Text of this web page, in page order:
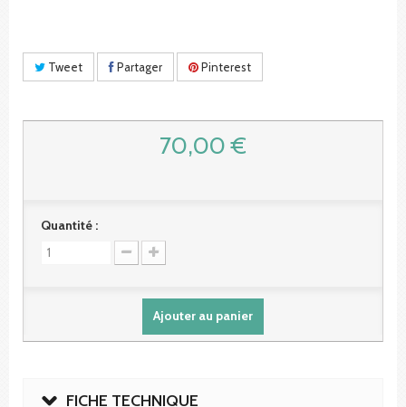
Tweet Partager Pinterest
70,00 €
Quantité :
Ajouter au panier
FICHE TECHNIQUE